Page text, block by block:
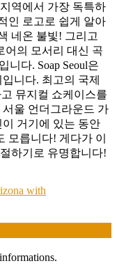
역에서 가장 독특하
인 로고로 쉽게 알아
네온 불빛! 그리고
어의 모서리 대신 곡
니다. Soap Seoul은
니다. 최고의 국제
뮤지컬 쇼케이스를
울 언더그라운드 가
거기에 있는 동안
모릅니다! 게다가 이
하기로 유명합니다!
with